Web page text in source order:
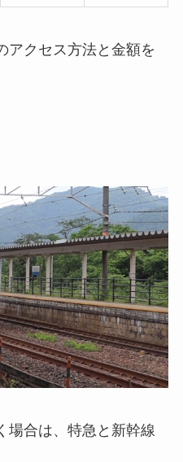
アクセス方法と金額を
場合は、特急と新幹線